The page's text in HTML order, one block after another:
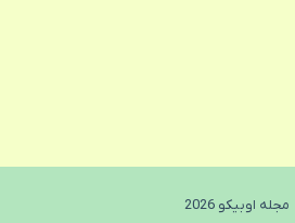
مجله اوبیکو 2026